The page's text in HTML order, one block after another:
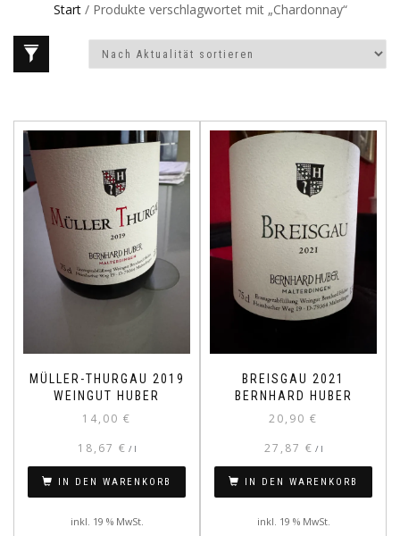
Start/ Produkte verschlagwortet mit „Chardonnay“
MÜLLER-THURGAU 2019
WEINGUT HUBER
14,00 €
18,67 € / l
IN DEN WARENKORB
inkl. 19 % MwSt.
BREISGAU 2021
BERNHARD HUBER
20,90 €
27,87 € / l
IN DEN WARENKORB
inkl. 19 % MwSt.